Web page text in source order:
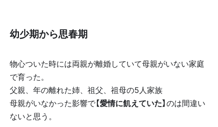
幼少期から思春期
物心ついた時には両親が離婚していて母親がいない家庭
で育った。
父親、年の離れた姉、祖父、祖母の5人家族
母親がいなかった影響で【愛情に飢えていた】のは間違い
ないと思う。